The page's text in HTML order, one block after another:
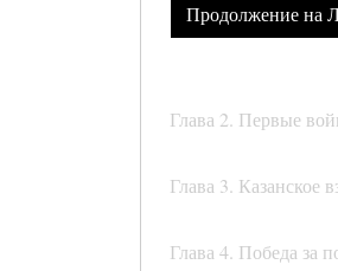
Продолжение на
Глава 2. Первые
Глава 3. Казанское
Глава 4. Победа за